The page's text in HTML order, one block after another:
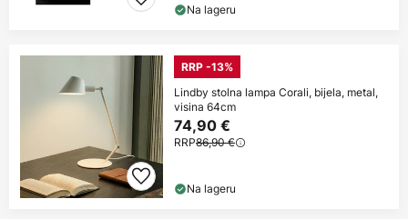
Na lageru
RRP -13%
Lindby stolna lampa Corali, bijela, metal,
visina 64cm
74,90 €
RRP86,90 €
Na lageru